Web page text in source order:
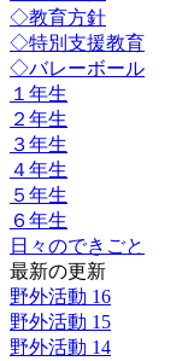
◇教育方針
◇特別支援教育
◇バレーボール
１年生
２年生
３年生
４年生
５年生
６年生
日々のできごと
最新の更新
野外活動 16
野外活動 15
野外活動 14